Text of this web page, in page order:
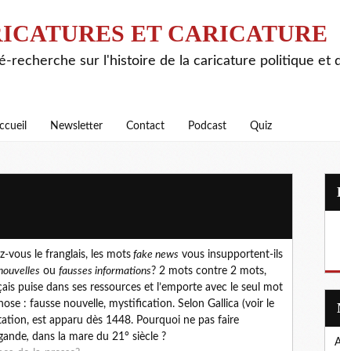
ET CARICATURE
recherche sur l'histoire de la caricature politique et
Newsletter Contact Podcast Quiz
vous le franglais, les mots fake news vous insupportent-ils
ou fausses informations ? 2 mots contre 2 mots,
puise dans ses ressources et l’emporte avec le seul mot
: fausse nouvelle, mystification. Selon Gallica (voir le
est apparu dès 1448. Pourquoi ne pas faire
, dans la mare du 21° siècle ?